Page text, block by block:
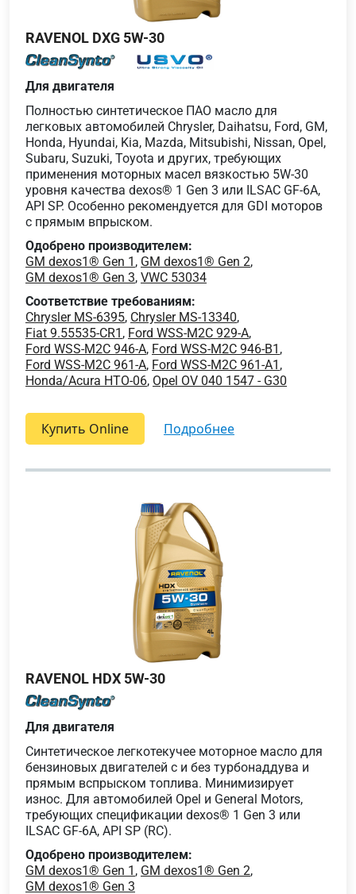
RAVENOL DXG 5W-30
Для двигателя
Полностью синтетическое ПАО масло для
легковых автомобилей Chrysler, Daihatsu, Ford, GM,
Honda, Hyundai, Kia, Mazda, Mitsubishi, Nissan, Opel,
Subaru, Suzuki, Toyota и других, требующих
применения моторных масел вязкостью 5W-30
уровня качества dexos® 1 Gen 3 или ILSAC GF-6A,
API SP. Особенно рекомендуется для GDI моторов
с прямым впрыском.
Одобрено производителем:
GM dexos1® Gen 1 , GM dexos1® Gen 2,
GM dexos1® Gen 3, VWC 53034
Соответствие требованиям:
Chrysler MS-6395, Chrysler MS-13340,
Fiat 9.55535-CR1 , Ford WSS-M2C 929-A,
Ford WSS-M2C 946-A, Ford WSS-M2C 946-B1 ,
Ford WSS-M2C 961-A, Ford WSS-M2C 961-A1 ,
Honda/Acura HTO-06, Opel OV 040 1547 - G30
Купить Online подробнее
RAVENOL HDX 5W-30
Для двигателя
Синтетическое легкотекучее моторное масло для
бензиновых двигателей с и без турбонаддува и
прямым вспрыском топлива. Минимизирует
износ. Для автомобилей Opel и General Motors,
требующих спецификации dexos® 1 Gen 3 или
ILSAC GF-6A, API SP (RC).
Одобрено производителем:
GM dexos1® Gen 1 , GM dexos1® Gen 2,
GM dexos1® Gen 3